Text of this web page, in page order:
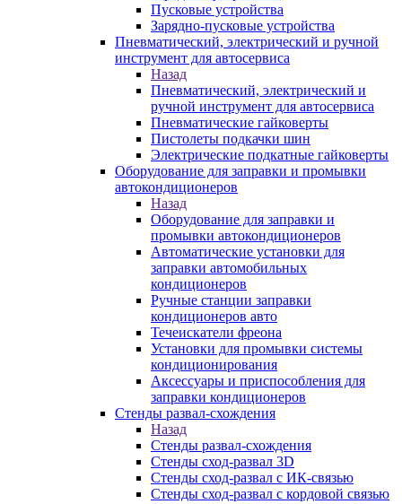
Пусковые устройства
Зарядно-пусковые устройства
Пневматический, электрический и ручной
инструмент для автосервиса
Назад
Пневматический, электрический и
ручной инструмент для автосервиса
Пневматические гайковерты
Пистолеты подкачки шин
Электрические подкатные гайковерты
Оборудование для заправки и промывки
автокондиционеров
Назад
Оборудование для заправки и
промывки автокондиционеров
Автоматические установки для
заправки автомобильных
кондиционеров
Ручные станции заправки
кондиционеров авто
Течеискатели фреона
Установки для промывки системы
кондиционирования
Аксессуары и приспособления для
заправки кондиционеров
Стенды развал-схождения
Назад
Стенды развал-схождения
Стенды сход-развал 3D
Стенды сход-развал с ИК-связью
Стенды сход-развал с кордовой связью